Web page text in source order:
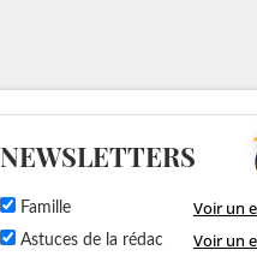
NEWSLETTERS
Famille Voir un
Astuces de la rédac Voir un